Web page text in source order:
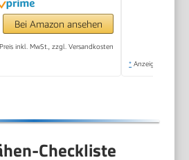
Bei Amazon ansehen
Preis inkl. MwSt., zzgl. Versandkosten
* Anzeige
Checkliste